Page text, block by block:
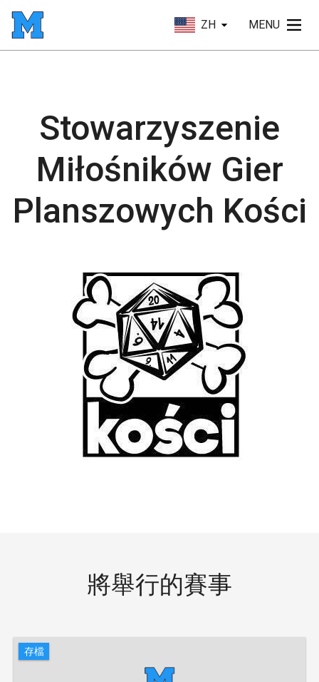
ZH MENU
Stowarzyszenie
Miłośników Gier
Planszowych Kości
將舉行的賽事
存檔